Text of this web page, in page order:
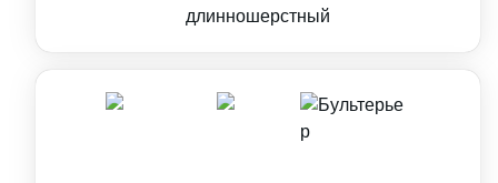
длинношерстный